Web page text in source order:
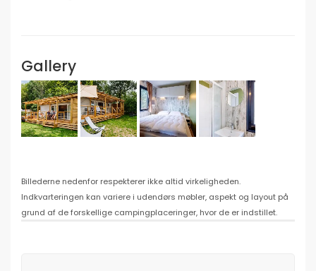
Gallery
Billederne nedenfor respekterer ikke altid virkeligheden.
Indkvarteringen kan variere i udendørs møbler, aspekt og layout på
grund af de forskellige campingplaceringer, hvor de er indstillet.